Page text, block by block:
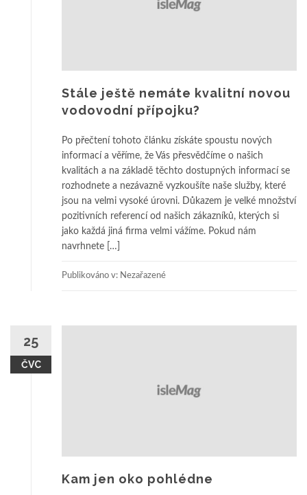
Stále ještě nemáte kvalitní novou
vodovodní přípojku?
Po přečtení tohoto článku získáte spoustu nových
informací a věříme, že Vás přesvědčíme o našich
kvalitách a na základě těchto dostupných informací se
rozhodnete a nezávazně vyzkoušíte naše služby, které
jsou na velmi vysoké úrovni. Důkazem je velké množství
pozitivních referencí od našich zákazníků, kterých si
jako každá jiná firma velmi vážíme. Pokud nám
navrhnete […]
Publikováno v: Nezařazené
25
ČVC
Kam jen oko pohlédne